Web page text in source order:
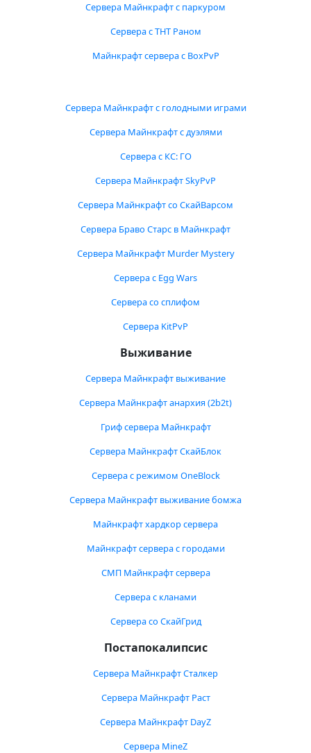
Сервера Майнкрафт с паркуром
Сервера с ТНТ Раном
Майнкрафт сервера с BoxPvP
Сервера Майнкрафт с голодными играми
Сервера Майнкрафт с дуэлями
Сервера с КС: ГО
Сервера Майнкрафт SkyPvP
Сервера Майнкрафт со СкайВарсом
Сервера Браво Старс в Майнкрафт
Сервера Майнкрафт Murder Mystery
Сервера с Egg Wars
Сервера со сплифом
Сервера KitPvP
Выживание
Сервера Майнкрафт выживание
Сервера Майнкрафт анархия (2b2t)
Гриф сервера Майнкрафт
Сервера Майнкрафт СкайБлок
Сервера с режимом OneBlock
Сервера Майнкрафт выживание бомжа
Майнкрафт хардкор сервера
Майнкрафт сервера с городами
СМП Майнкрафт сервера
Сервера с кланами
Сервера со СкайГрид
Постапокалипсис
Сервера Майнкрафт Сталкер
Сервера Майнкрафт Раст
Сервера Майнкрафт DayZ
Сервера MineZ